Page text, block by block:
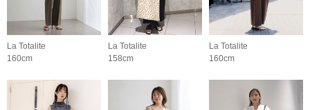
La Totalite
160cm
La Totalite
158cm
La Totalite
160cm